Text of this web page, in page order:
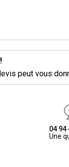
peut vous
04 94
Une